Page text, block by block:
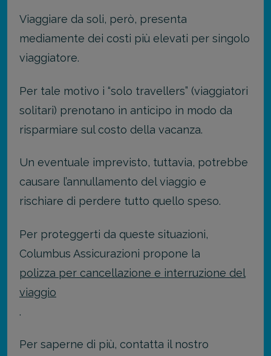
Viaggiare da soli, però, presenta
mediamente dei costi più elevati per singolo
viaggiatore.
Per tale motivo i “solo travellers” (viaggiatori
solitari) prenotano in anticipo in modo da
risparmiare sul costo della vacanza.
Un eventuale imprevisto, tuttavia, potrebbe
causare l’annullamento del viaggio e
rischiare di perdere tutto quello speso.
Per proteggerti da queste situazioni,
Columbus Assicurazioni propone la
polizza per cancellazione e interruzione del
viaggio
.
Per saperne di più, contatta il nostro